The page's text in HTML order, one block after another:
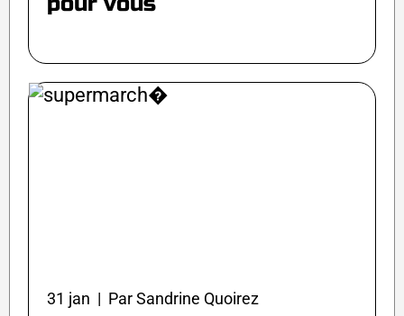
31 jan | Par Sandrine Quoirez